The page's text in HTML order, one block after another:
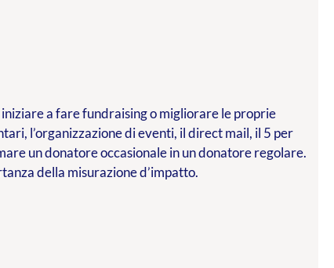
a fare fundraising o migliorare le proprie
l’organizzazione di eventi, il direct mail, il 5 per
un donatore occasionale in un donatore regolare.
della misurazione d’impatto.